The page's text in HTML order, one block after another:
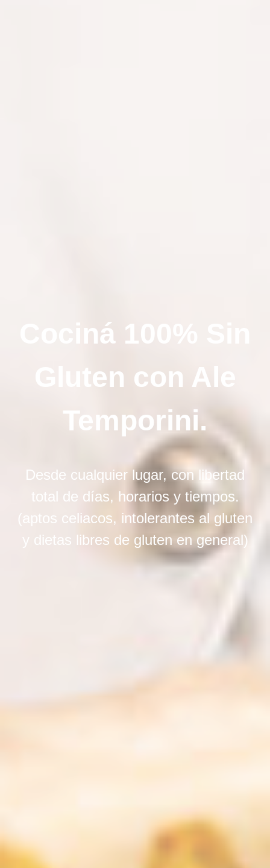
Cociná 100% Sin
Gluten con Ale
Temporini.
Desde cualquier lugar, con libertad
total de días, horarios y tiempos.
(aptos celiacos, intolerantes al gluten
y dietas libres de gluten en general)